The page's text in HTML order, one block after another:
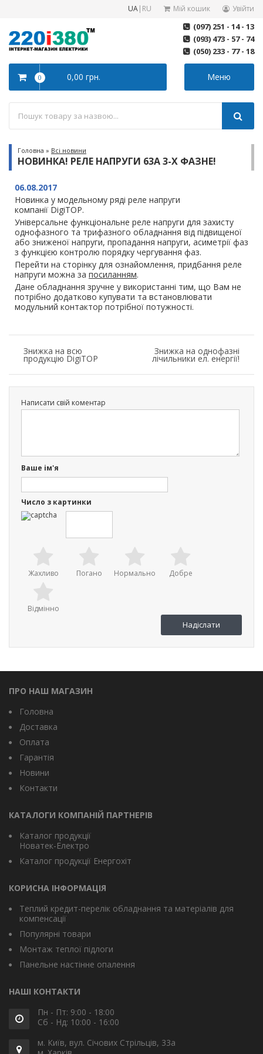
UA| RU Мій кошик Увійти
(097) 251 - 14 - 13
(093) 473 - 57 - 74
(050) 233 - 77 - 18
Меню
0 0,00 грн.
Головна » Всі новини
НОВИНКА! РЕЛЕ НАПРУГИ 63А 3-Х ФАЗНЕ!
06.08.2017
Новинка у модельному ряді реле напруги
компанії DigiTOP.
Універсальне функціональне реле напруги для захисту
однофазного та трифазного обладнання від підвищеної
або зниженої напруги, пропадання напруги, асиметрії фаз
з функцією контролю порядку чергування фаз.
Перейти на сторінку для ознайомлення, придбання реле
напруги можна за посиланням.
Дане обладнання зручне у використанні тим, що Вам не
потрібно додатково купувати та встановлювати
модульний контактор потрібної потужності.
Знижка на всю
продукцію DigiTOP
Знижка на однофазні
лічильники ел. енергії!
Написати свій коментар
Ваше ім'я
Число з картинки
Жахливо Погано Нормально Добре
Відмінно
ПРО НАШ МАГАЗИН
Головна
Доставка
Оплата
Гарантія
Новини
Контакти
КАТАЛОГИ КОМПАНІЙ ПАРТНЕРІВ
Каталог продукції
Новатек-Електро
Каталог продукції Енергохіт
КОРИСНА ІНФОРМАЦІЯ
Теплий кредит-перелік обладнання та матеріалів для
компенсації
Популярні товари
Монтаж теплої підлоги
Панельне настінне опалення
НАШІ КОНТАКТИ
Пн - Пт: 9:00 - 18:00
Сб - Нд: 10:00 - 16:00
м. Київ, вул. Січових Стрільців, 33а